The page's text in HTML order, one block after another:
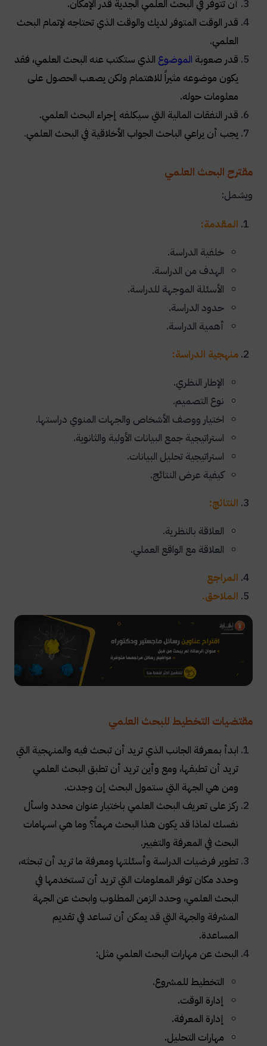
أن تتوفر في البحث العلمي الجدية قدر الإمكان.
قدر الوقت المتوفر لديك والوقت الذي تحتاجه لإتمام البحث
العلمي.
قدر صعوبة الموضوع الذي ستكتب عنه البحث العلمي، فقد
يكون موضوعه مثيراً للاهتمام ولكن يصعب الحصول على
معلومات حوله.
قدر النفقات المالية التي سيكلفه إجراء البحث العلمي.
يجب أن يراعي الباحث الجواب الأخلاقية في البحث العلمي.
مقترح البحث العلمي
ويشمل:
المقدمة:
خلفية الدراسة.
الهدف من الدراسة.
الأسئلة الموجهة للدراسة.
حدود الدراسة.
أهمية الدراسة.
منهجية الدراسة:
الإطار النظري.
نوع التصميم.
اختيار ووصف الأشخاص والجهات المنوي دراستها.
استراتيجية جمع البيانات الأولية والثانوية.
استراتيجية تحليل البيانات.
كيفية عرض النتائج.
النتائج:
العلاقة بالنظرية.
العلاقة مع الواقع العملي.
المراجع
الملاحق.
مقتضيات التخطيط للبحث العلمي
ابدأ بمعرفة الجانب الذي تريد أن تبحث فيه والمنهجية التي
تريد أن تطبقها، ومع وأين تريد أن تطبق البحث العلمي
ومن هي الجهة التي ستمول البحث إن وجدت.
ركز على تعريف البحث العلمي باختيار عنوان محدد واسأل
نفسك لماذا قد يكون هذا البحث مهماً؟ وما هي اسهامات
البحث في المعرفة والتغيير.
تطوير فرضيات الدراسة وأسئلتها ومعرفة ما تريد أن تبحثه،
وحدد مكان توفر المعلومات التي تريد أن تستخدمها في
البحث العلمي، وحدد الزمن المطلوب وابحث عن الجهة
المشرفة والجهة التي قد يمكن أن تساعد في تقديم
المساعدة.
البحث عن مهارات البحث العلمي مثل:
التخطيط للمشروع.
إدارة الوقت.
إدارة المعرفة.
مهارات التحليل.